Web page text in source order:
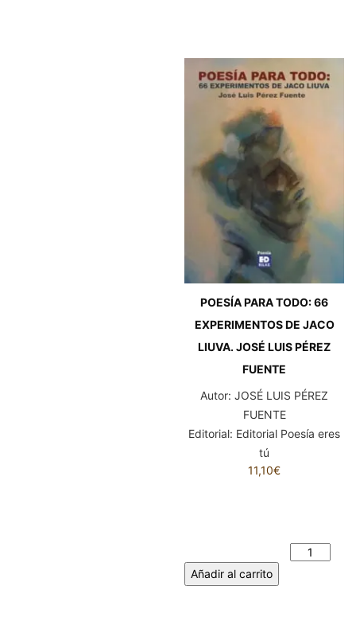
POESÍA PARA TODO: 66
EXPERIMENTOS DE JACO
LIUVA. JOSÉ LUIS PÉREZ
FUENTE
Autor: JOSÉ LUIS PÉREZ
FUENTE
Editorial: Editorial Poesía eres
tú
11,10€
Añadir al carrito